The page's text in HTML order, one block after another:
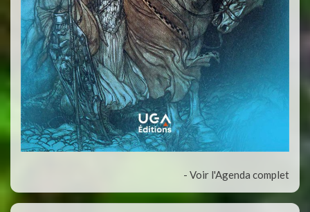
- Voir l'Agenda complet